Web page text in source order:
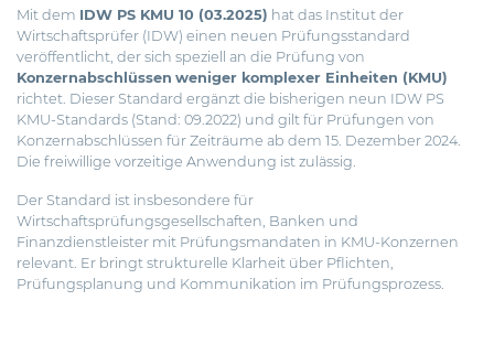
Mit dem IDW PS KMU 10 (03.2025) hat das Institut der
Wirtschaftsprüfer (IDW) einen neuen Prüfungsstandard
veröffentlicht, der sich speziell an die Prüfung von
Konzernabschlüssen weniger komplexer Einheiten (KMU)
richtet. Dieser Standard ergänzt die bisherigen neun IDW PS
KMU-Standards (Stand: 09.2022) und gilt für Prüfungen von
Konzernabschlüssen für Zeiträume ab dem 15. Dezember 2024.
Die freiwillige vorzeitige Anwendung ist zulässig.
Der Standard ist insbesondere für
Wirtschaftsprüfungsgesellschaften, Banken und
Finanzdienstleister mit Prüfungsmandaten in KMU-Konzernen
relevant. Er bringt strukturelle Klarheit über Pflichten,
Prüfungsplanung und Kommunikation im Prüfungsprozess.